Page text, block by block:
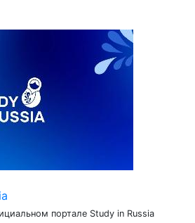
портале Study in Russia